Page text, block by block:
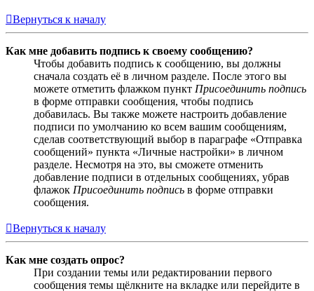
Вернуться к началу
Как мне добавить подпись к своему сообщению?
Чтобы добавить подпись к сообщению, вы должны
сначала создать её в личном разделе. После этого вы
можете отметить флажком пункт Присоединить подпись
в форме отправки сообщения, чтобы подпись
добавилась. Вы также можете настроить добавление
подписи по умолчанию ко всем вашим сообщениям,
сделав соответствующий выбор в параграфе «Отправка
сообщений» пункта «Личные настройки» в личном
разделе. Несмотря на это, вы сможете отменить
добавление подписи в отдельных сообщениях, убрав
флажок Присоединить подпись в форме отправки
сообщения.
Вернуться к началу
Как мне создать опрос?
При создании темы или редактировании первого
сообщения темы щёлкните на вкладке или перейдите в